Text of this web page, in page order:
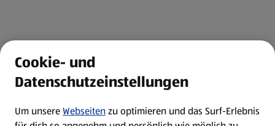
Cookie- und
Datenschutzeinstellungen
Um unsereWebseitenzu optimieren und das Surf-Erlebnis